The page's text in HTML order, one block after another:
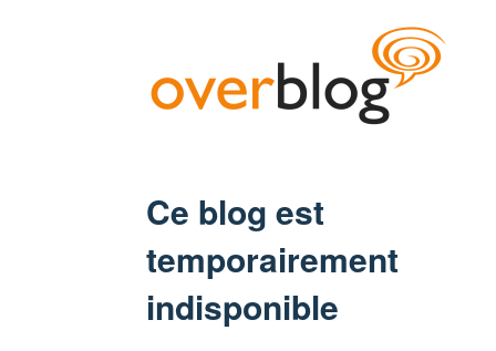
Ce blog est
temporairement
indisponible